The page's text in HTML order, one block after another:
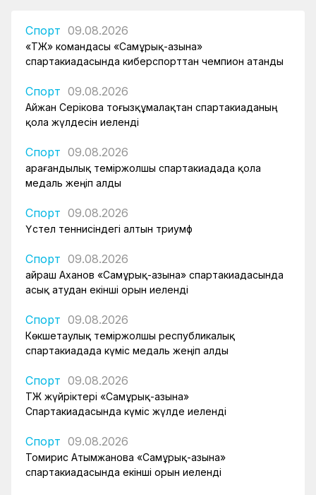
Спорт 09.08.2026
«ҚТЖ» командасы «Самұрық-Қазына»
спартакиадасында киберспорттан чемпион атанды
Спорт 09.08.2026
Айжан Серікова тоғызқұмалақтан спартакиаданың
қола жүлдесін иеленді
Спорт 09.08.2026
Қарағандылық теміржолшы спартакиадада қола
медаль жеңіп алды
Спорт 09.08.2026
Үстел теннисіндегі алтын триумф
Спорт 09.08.2026
Қайраш Аханов «Самұрық-Қазына» спартакиадасында
асық атудан екінші орын иеленді
Спорт 09.08.2026
Көкшетаулық теміржолшы республикалық
спартакиадада күміс медаль жеңіп алды
Спорт 09.08.2026
ҚТЖ жүйріктері «Самұрық-Қазына»
Спартакиадасында күміс жүлде иеленді
Спорт 09.08.2026
Томирис Атымжанова «Самұрық-Қазына»
спартакиадасында екінші орын иеленді